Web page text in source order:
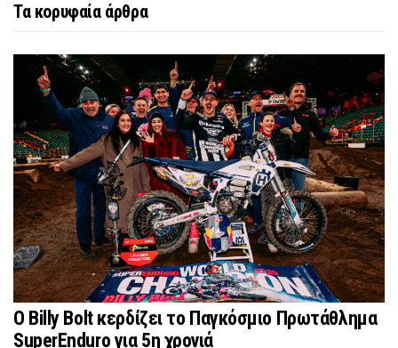
Τα κορυφαία άρθρα
Ο Billy Bolt κερδίζει το Παγκόσμιο Πρωτάθλημα
SuperEnduro για 5η χρονιά